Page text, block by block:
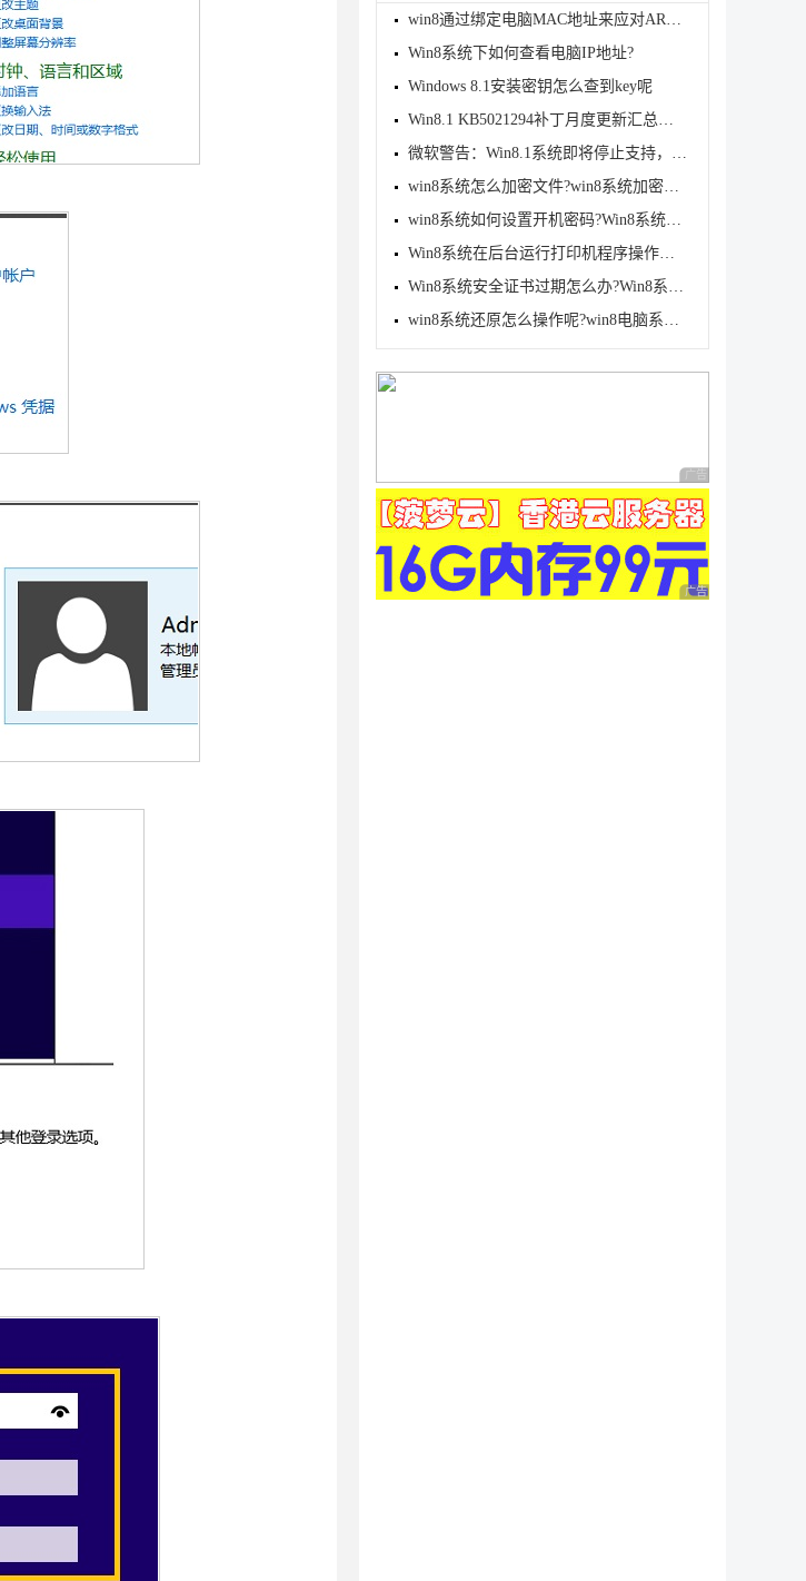
win8通过绑定电脑MAC地址来应对ARP袭击
Win8系统下如何查看电脑IP地址?
Windows 8.1安装密钥怎么查到key呢
Win8.1 KB5021294补丁月度更新汇总！(附完整更新日志)
微软警告：Win8.1系统即将停止支持，将很快弹窗提醒，
win8系统怎么加密文件?win8系统加密文件详细操作方法
win8系统如何设置开机密码?Win8系统设置开机密码操作
Win8系统在后台运行打印机程序操作教程
Win8系统安全证书过期怎么办?Win8系统安全证书过期的
win8系统还原怎么操作呢?win8电脑系统还原详细步骤
广告 商业广告，理性
广告 商业广告，理性